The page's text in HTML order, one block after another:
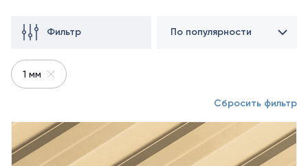
Фильтр
1 мм
По популярности
Сбросить фильтр